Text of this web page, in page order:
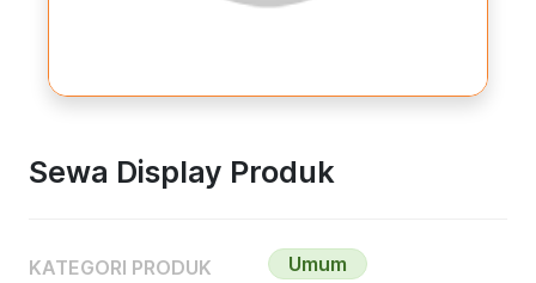
Sewa Display Produk
KATEGORI PRODUK Umum